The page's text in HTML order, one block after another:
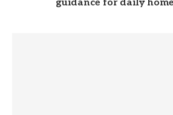
guidance for daily